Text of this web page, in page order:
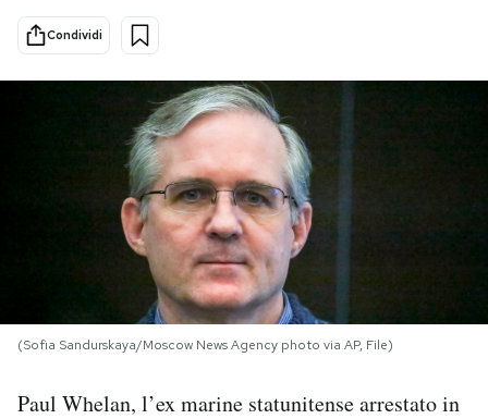
PODCAST
NEWSLETTER
I MIEI PREFERITI
CALENDARIO
Condividi
(Sofia Sandurskaya/Moscow News Agency photo via AP, File)
Paul Whelan, l’ex marine statunitense arrestato in